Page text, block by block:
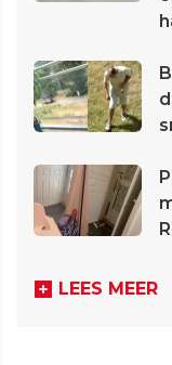
LEES MEER